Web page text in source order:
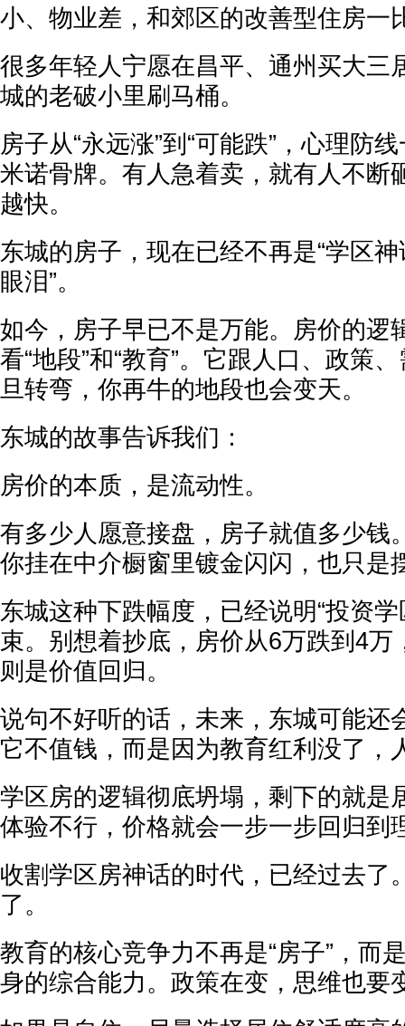
小、物业差，和郊区的改善型住房一
很多年轻人宁愿在昌平、通州买大三
城的老破小里刷马桶。
房子从“永远涨”到“可能跌”，心理防
米诺骨牌。有人急着卖，就有人不断
越快。
东城的房子，现在已经不再是“学区神
眼泪”。
如今，房子早已不是万能。房价的逻
看“地段”和“教育”。它跟人口、政策
旦转弯，你再牛的地段也会变天。
东城的故事告诉我们：
房价的本质，是流动性。
有多少人愿意接盘，房子就值多少钱
你挂在中介橱窗里镀金闪闪，也只是
东城这种下跌幅度，已经说明“投资
束。别想着抄底，房价从6万跌到4万
则是价值回归。
说句不好听的话，未来，东城可能还
它不值钱，而是因为教育红利没了，
学区房的逻辑彻底坍塌，剩下的就是
体验不行，价格就会一步一步回归到
收割学区房神话的时代，已经过去了
了。
教育的核心竞争力不再是“房子”，而
身的综合能力。政策在变，思维也要